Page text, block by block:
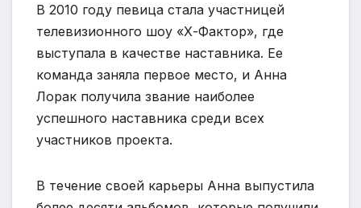
В 2010 году певица стала участницей
телевизионного шоу «Х-Фактор», где
выступала в качестве наставника. Ее
команда заняла первое место, и Анна
Лорак получила звание наиболее
успешного наставника среди всех
участников проекта.
В течение своей карьеры Анна выпустила